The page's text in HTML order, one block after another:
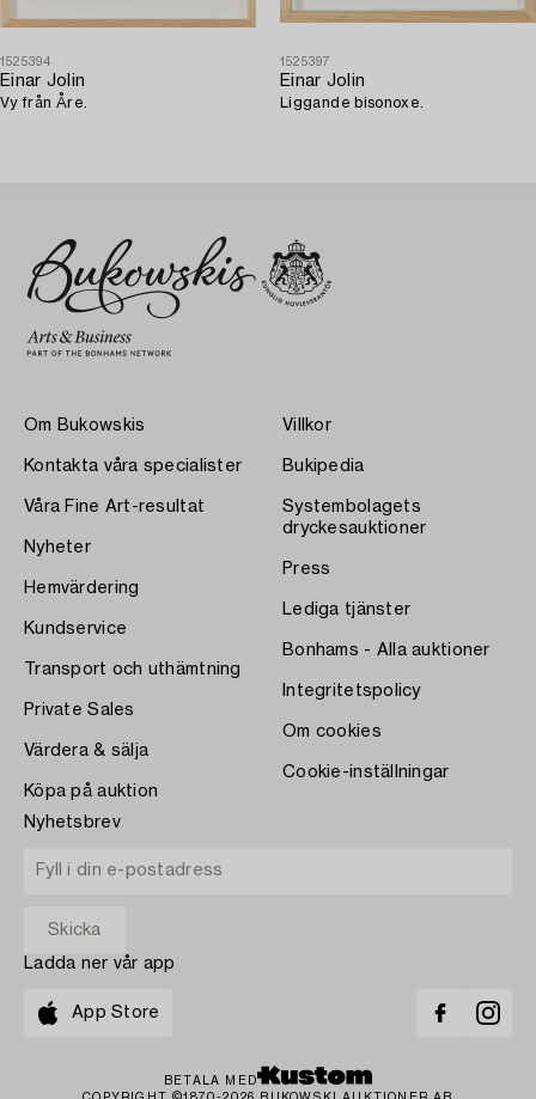
1525394
Einar Jolin
Vy från Åre.
1525397
Einar Jolin
Liggande bisonoxe.
Om Bukowskis
Kontakta våra specialister
Våra Fine Art-resultat
Nyheter
Hemvärdering
Kundservice
Transport och uthämtning
Private Sales
Värdera & sälja
Köpa på auktion
Villkor
Bukipedia
Systembolagets
dryckesauktioner
Press
Lediga tjänster
Bonhams - Alla auktioner
Integritetspolicy
Om cookies
Cookie-inställningar
Nyhetsbrev
Ladda ner vår app
App Store
BETALA MED